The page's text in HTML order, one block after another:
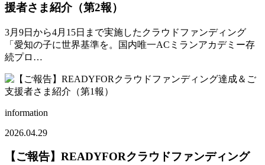
援者さま紹介（第2報）
3月9日から4月15日まで実施したクラウドファンディング
「愛知の子に世界基準を。国内唯一ACミランアカデミー存
続プロ…
information
2026.04.29
【ご報告】READYFORクラウドファンディング